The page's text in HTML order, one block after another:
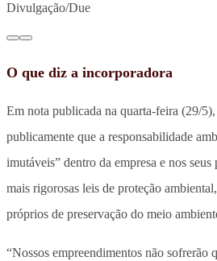
Divulgação/Due
O que diz a incorporadora
Em nota publicada na quarta-feira (29/
publicamente que a responsabilidade
imutáveis” dentro da empresa e nos
mais rigorosas leis de proteção
próprios de preservação do meio
“Nossos empreendimentos não sofrerão